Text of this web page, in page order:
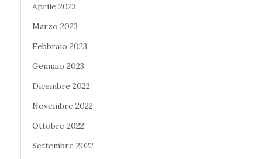
Aprile 2023
Marzo 2023
Febbraio 2023
Gennaio 2023
Dicembre 2022
Novembre 2022
Ottobre 2022
Settembre 2022